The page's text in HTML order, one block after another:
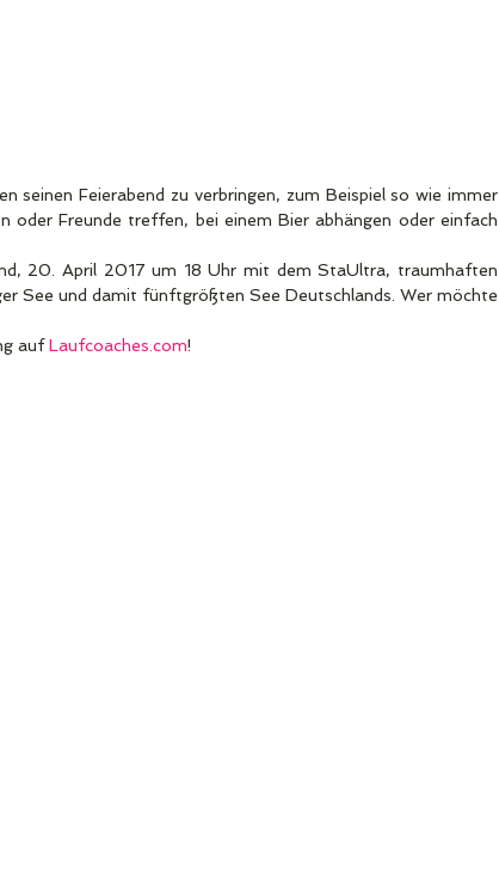
seinen Feierabend zu verbringen, zum Beispiel so wie immer
oder Freunde treffen, bei einem Bier abhängen oder einfach
20. April 2017 um 18 Uhr mit dem StaUltra, traumhaften
See und damit fünftgrößten See Deutschlands. Wer möchte
auf Laufcoaches.com!